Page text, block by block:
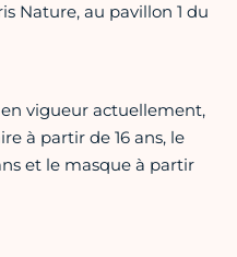
Nature, au pavillon 1 du
vigueur actuellement,
à partir de 16 ans, le
et le masque à partir